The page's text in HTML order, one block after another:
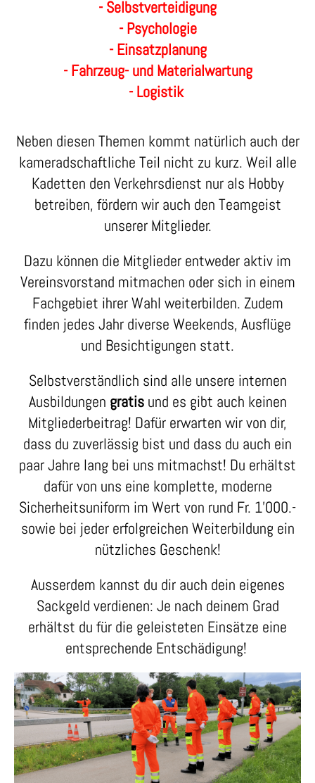
- Selbstverteidigung
- Psychologie
- Einsatzplanung
- Fahrzeug- und Materialwartung
- Logistik
Neben diesen Themen kommt natürlich auch der
kameradschaftliche Teil nicht zu kurz. Weil alle
Kadetten den Verkehrsdienst nur als Hobby
betreiben, fördern wir auch den Teamgeist
unserer Mitglieder.
Dazu können die Mitglieder entweder aktiv im
Vereinsvorstand mitmachen oder sich in einem
Fachgebiet ihrer Wahl weiterbilden. Zudem
finden jedes Jahr diverse Weekends, Ausflüge
und Besichtigungen statt.
Selbstverständlich sind alle unsere internen
Ausbildungen gratisund es gibt auch keinen
Mitgliederbeitrag! Dafür erwarten wir von dir,
dass du zuverlässig bist und dass du auch ein
paar Jahre lang bei uns mitmachst! Du erhältst
dafür von uns eine komplette, moderne
Sicherheitsuniform im Wert von rund Fr. 1'000.-
sowie bei jeder erfolgreichen Weiterbildung ein
nützliches Geschenk!
Ausserdem kannst du dir auch dein eigenes
Sackgeld verdienen: Je nach deinem Grad
erhältst du für die geleisteten Einsätze eine
entsprechende Entschädigung!